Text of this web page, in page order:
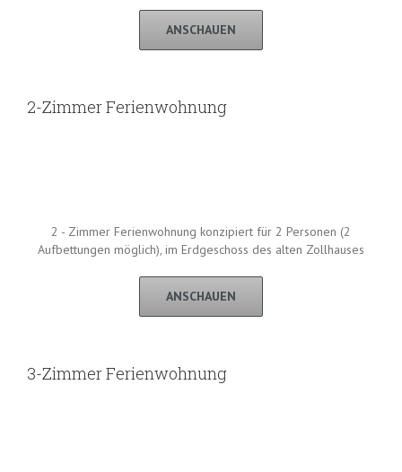
ANSCHAUEN
2-Zimmer Ferienwohnung
2 - Zimmer Ferienwohnung konzipiert für 2 Personen (2
Aufbettungen möglich), im Erdgeschoss des alten Zollhauses
ANSCHAUEN
3-Zimmer Ferienwohnung